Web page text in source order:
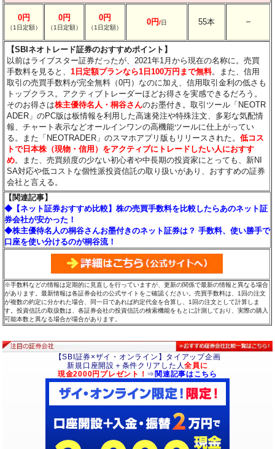
0円
（1日定額）
0円
（1日定額）
0円
（1日定額）
0円/日 55本 －
【SBIネオトレード証券のおすすめポイント】
以前はライブスター証券だったが、2021年1月から現在の名称に。売買
手数料を見ると、1日定額プランなら1日100万円まで無料。また、信用
取引の売買手数料が完全無料（0円）なのに加え、信用取引金利の低さも
トップクラス。アクティブトレーダーほどお得さを実感できるだろう。
そのお得さは株主優待名人・桐谷さんのお墨付き。取引ツール「NEOTR
ADER」のPC版は板情報を利用した高速発注や特殊注文、多彩な気配情
報、チャート表示などオールインワンの高機能ツールに仕上がってい
る。また「NEOTRADER」のスマホアプリ版もリリースされた。低コス
トで日本株（現物・信用）をアクティブにトレードしたい人におすす
め。また、売買頻度の少ない初心者や中長期の投資家にとっても、新NI
SA対応や低コストな個性派投資信託の取り扱いがあり、おすすめの証券
会社と言える。
【関連記事】
◆【ネット証券おすすめ比較】株の売買手数料を比較したらあのネット証
券会社が安かった！
◆株主優待名人の桐谷さんお墨付きのネット証券は？ 手数料、使い勝手で
口座を使い分けるのが桐谷流！
※手数料などの情報は定期的に見直しを行っていますが、更新の関係で最新の情報と異なる場合
があります。最新情報は各証券会社の公式サイトをご確認ください。売買手数料は、1回の注文
が複数の約定に分かれた場合、同一日であれば約定代金を合算し、1回の注文として計算しま
す。投資信託の取扱数は、各証券会社の投資信託の検索機能をもとに計測しており、実際の購入
可能本数と異なる場合が場合があります。
【SBI証券×ザイ・オンライン】タイアップ企画
新規口座開設＋条件クリアした人全員に
現金2000円プレゼント！ ⇒ 関連記事はこちら